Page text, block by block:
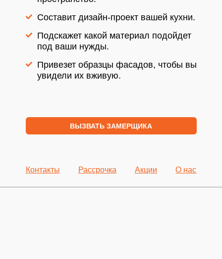
Составит дизайн-проект вашей кухни.
Подскажет какой материал подойдет
под ваши нужды.
Привезет образцы фасадов, чтобы вы
увидели их вживую.
ВЫЗВАТЬ ЗАМЕРЩИКА
Контакты Рассрочка Акции О нас